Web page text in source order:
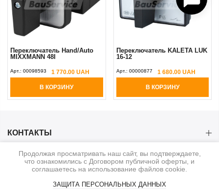
Переключатель Hand/Auto
MIXXMANN 48I
Арт.: 00098593 1 770.00 UAH
В КОРЗИНУ
Переключатель KALETA LUK
16-12
Арт.: 00000877 1 680.00 UAH
В КОРЗИНУ
КОНТАКТЫ
КАТЕГОРИИ
ИНФОРМАЦИЯ
Продолжая просматривать наш сайт, вы подтверждаете,
что ознакомились с Договором публичной оферты, и
соглашаетесь на использование файлов cookie.
ЗАЩИТА ПЕРСОНАЛЬНЫХ ДАННЫХ